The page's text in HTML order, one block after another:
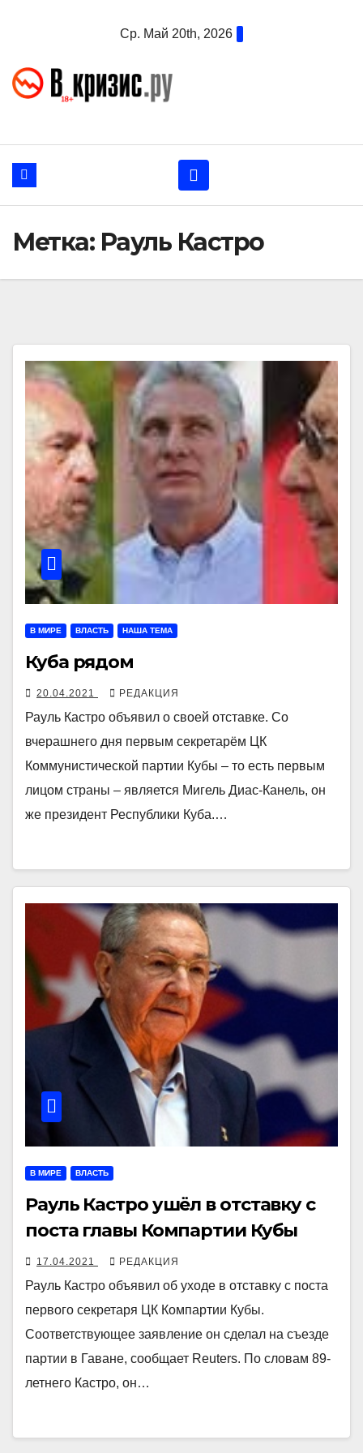
Ср. Май 20th, 2026
Метка: Рауль Кастро
В МИРЕ ВЛАСТЬ НАША ТЕМА
Куба рядом
20.04.2021 РЕДАКЦИЯ
Рауль Кастро объявил о своей отставке. Со
вчерашнего дня первым секретарём ЦК
Коммунистической партии Кубы – то есть первым
лицом страны – является Мигель Диас-Канель, он
же президент Республики Куба.…
В МИРЕ ВЛАСТЬ
Рауль Кастро ушёл в отставку с
поста главы Компартии Кубы
17.04.2021 РЕДАКЦИЯ
Рауль Кастро объявил об уходе в отставку с поста
первого секретаря ЦК Компартии Кубы.
Соответствующее заявление он сделал на съезде
партии в Гаване, сообщает Reuters. По словам 89-
летнего Кастро, он…